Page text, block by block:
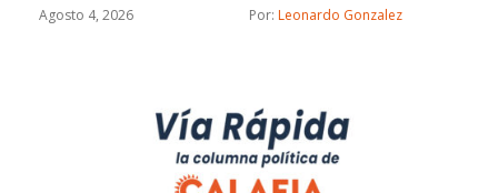
Agosto 4, 2026 Por: Leonardo Gonzalez